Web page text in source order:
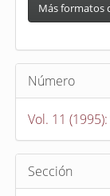
Más formatos
Número
Vol. 11
Sección